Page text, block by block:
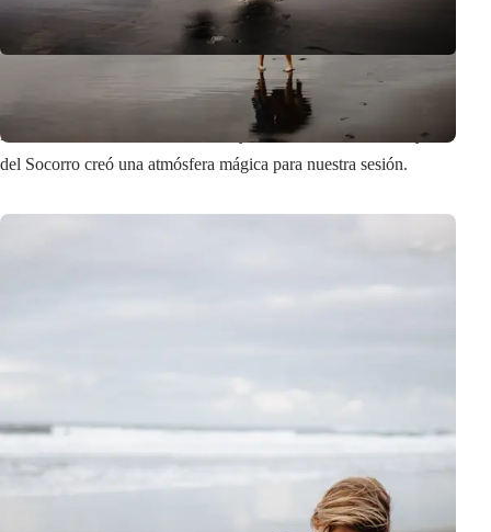
Esta familia eligió el lugar y momento perfectos. El sol de la tarde
iluminaba suavemente sus rostros, y la belleza natural de Playa
del Socorro creó una atmósfera mágica para nuestra sesión.